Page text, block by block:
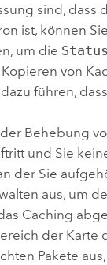
sind, dass
ist, können
um die
von
führen,
Behebung
und Sie
der Sie
aus, um
Caching
der Karte
Pakete